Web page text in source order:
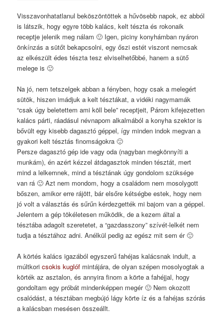
Visszavonhatatlanul beköszöntöttek a hűvösebb napok, ez abból
is látszik, hogy egyre több kalács, kelt tészta és rokonaik
receptje jelenik meg nálam 🙂 Igen, piciny konyhámban nyáron
önkínzás a sütőt bekapcsolni, egy őszi estét viszont nemcsak
az elkészült édes tészta tesz elviselhetőbbé, hanem a sütő
melege is 🙂
Na jó, nem tetszelgek abban a fényben, hogy csak a melegért
sütök, hiszen imádjuk a kelt tésztákat, a vidéki nagymamák
“csak úgy beletettem ami köll bele” receptjeit, Párom kifejezetten
kalács párti, ráadásul névnapom alkalmából a konyha szektor is
bővült egy kisebb dagasztó géppel, így minden indok megvan a
gyakori kelt tésztás finomságokra 🙂
Persze dagasztó gép ide vagy oda (nagyban megkönnyíti a
munkám), én azért kézzel átdagasztok minden tésztát, mert
mind a lelkemnek, mind a tésztának úgy gondolom szüksége
van rá 🙂 Azt nem mondom, hogy a családom nem mosolygott
bőszen, amikor erre rájött, bár elsőre kétségbe estek, hogy nem
jó volt a választás és sűrűn kérdezgették mi bajom van a géppel.
Jelentem a gép tökéletesen működik, de a kezem által a
tésztába adagolt szeretetet, a “gazdasszony” szívét-lelkét nem
tudja a tésztához adni. Anélkül pedig az egész mit sem ér 🙂
A körtés kalács igazából egyszerű fahéjas kalácsnak indult, a
múltkoricsokis kuglóf mintájára, de olyan szépen mosolyogtak a
körték az asztalon, és annyira finom a körte a fahéjjal, hogy
gondoltam egy próbát mindenképpen megér 🙂 Nem okozott
csalódást, a tésztában megbújó lágy körte íz és a fahéjas szórás
a kalácsban mesésen összeállt.